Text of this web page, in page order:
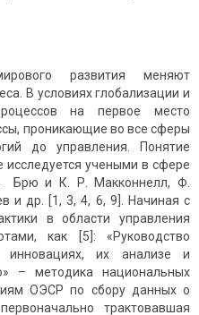
развития меняют
В условиях глобализации и
на первое место
проникающие во все сферы
до управления. Понятие
исследуется учеными в сфере
Брю и К. Р. Макконнелл, Ф.
и др. [1, 3, 4, 6, 9]. Начиная с
в области управления
как [5]: «Руководство
их анализе и
– методика национальных
ОЭСР по сбору данных о
трактовавшая